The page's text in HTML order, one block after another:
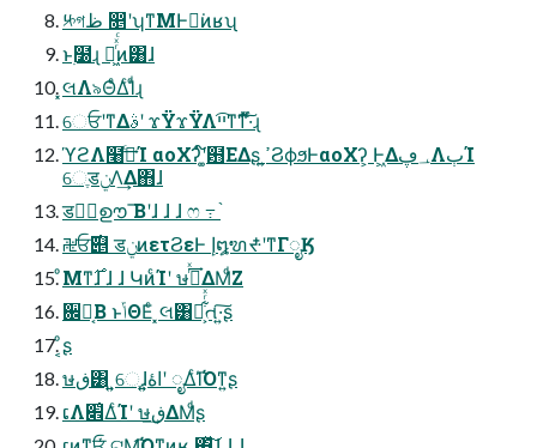
༮গظ ෕ʹʮͳΜͰಇ͘ͷʁʯ
ͱ࣭໰ɻ ฦ͖ͬͯͨͷ͸ɺ
͓લΛ৯ΘͤΔͨΊͩɻ
େਓʹͳΔࣄʹ ϫΫϫΫΛײ͡ͳ͘ͳͬͯ͠·ͬͨɻ
ϓϩΛ໨ࢦͨ͢Ί αοΧʔʹ໌͚฻ΕΔʂ ߴ͍ϨϕϧͰαοΧʔ͕ Ͱ͖Δ؀ڥΛٻΊ
େֶडݧΛ͢Δ΋ɺ
डݧࣦഊ ͞Βʹɺ ɺ ɺ ෆ ߹ ֨
࿘ਓ࣌୅ डݧͷετϨεͰ إ໘ຑᙺʹͳΓೖӃ
ͦΜͳ࣌ɺ ɺ ɺ ԿͷͨΊʹ ษڧͬͯ͢ΔΜͩΖ͏
਌༑͔Β ͱݴΘΕͨ ͓લ͸ເ͕͋ͬͯત·͍͠ʂ
ͦ͏͔ʂ
ษڧ͸ ͍͍େֶɺ͍͍اۀʹ ೖΔͨΊ͡Όͳ͍ʂ
ເΛ׎͑ΔͨΊʹ ษڧ͢ΔΜͩʂ